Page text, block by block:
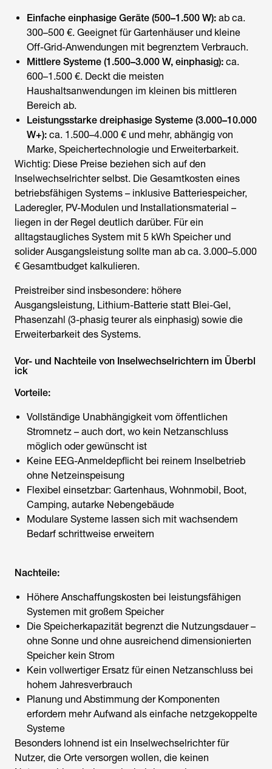
Einfache einphasige Geräte (500–1.500 W): ab ca.
300–500 €. Geeignet für Gartenhäuser und kleine
Off-Grid-Anwendungen mit begrenztem Verbrauch.
Mittlere Systeme (1.500–3.000 W, einphasig): ca.
600–1.500 €. Deckt die meisten
Haushaltsanwendungen im kleinen bis mittleren
Bereich ab.
Leistungsstarke dreiphasige Systeme (3.000–10.000
W+): ca. 1.500–4.000 € und mehr, abhängig von
Marke, Speichertechnologie und Erweiterbarkeit.
Wichtig: Diese Preise beziehen sich auf den
Inselwechselrichterselbst. Die Gesamtkosten eines
betriebsfähigen Systems – inklusive Batteriespeicher,
Laderegler, PV-Modulen und Installationsmaterial –
liegen in der Regel deutlich darüber. Für ein
alltagstaugliches System mit 5 kWh Speicher und
solider Ausgangsleistung sollte man ab ca. 3.000–5.000
€ Gesamtbudget kalkulieren.
Preistreiber sind insbesondere: höhere
Ausgangsleistung, Lithium-Batterie statt Blei-Gel,
Phasenzahl (3-phasig teurer als einphasig) sowie die
Erweiterbarkeit des Systems.
Vor- und Nachteile von Inselwechselrichtern im Überbl
ick
Vorteile:
Vollständige Unabhängigkeit vom öffentlichen
Stromnetz – auch dort, wo kein Netzanschluss
möglich oder gewünscht ist
Keine EEG-Anmeldepflicht bei reinem Inselbetrieb
ohne Netzeinspeisung
Flexibel einsetzbar: Gartenhaus, Wohnmobil, Boot,
Camping, autarke Nebengebäude
Modulare Systeme lassen sich mit wachsendem
Bedarf schrittweise erweitern
Nachteile:
Höhere Anschaffungskosten bei leistungsfähigen
Systemen mit großem Speicher
Die Speicherkapazität begrenzt die Nutzungsdauer –
ohne Sonne und ohne ausreichend dimensionierten
Speicher kein Strom
Kein vollwertiger Ersatz für einen Netzanschluss bei
hohem Jahresverbrauch
Planung und Abstimmung der Komponenten
erfordern mehr Aufwand als einfache netzgekoppelte
Systeme
Besonders lohnend ist ein Inselwechselrichterfür
Nutzer, die Orte versorgen wollen, die keinen